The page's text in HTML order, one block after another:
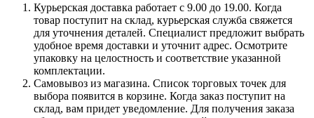
Курьерская доставка работает с 9.00 до 19.00. Когда
товар поступит на склад, курьерская служба свяжется
для уточнения деталей. Специалист предложит выбрать
удобное время доставки и уточнит адрес. Осмотрите
упаковку на целостность и соответствие указанной
комплектации.
Самовывоз из магазина. Список торговых точек для
выбора появится в корзине. Когда заказ поступит на
склад, вам придет уведомление. Для получения заказа